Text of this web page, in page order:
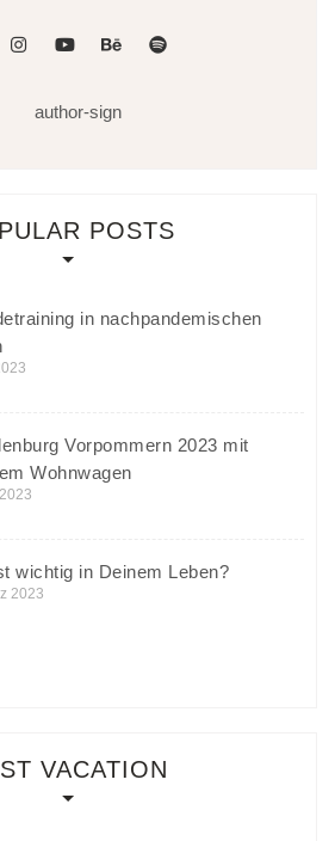
POSTS
in nachpandemischen
Vorpommern 2023 mit
Wohnwagen
wichtig in Deinem Leben?
2023
VACATION